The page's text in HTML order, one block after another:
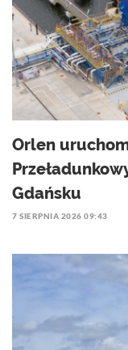
Orlen
Gdańsku
7 SIERPNIA 2026 09:43